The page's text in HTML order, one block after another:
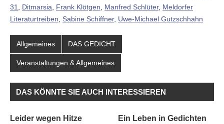
31
Ditmarsia Frank Klötgen Manfred Schlüter, Meldorfer
Literaturtreiben
Sabine Schiffner, Uwe-Michael Gutzschhahn
Allgemeines DAS GEDICHT
Veranstaltungen & Allgemeines
DAS KÖNNTE SIE AUCH INTERESSIEREN
Leider wegen Hitze
Ein Leben in Gedichten